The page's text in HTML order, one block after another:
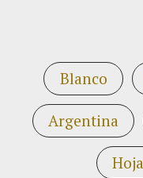
Blanco
Argentina